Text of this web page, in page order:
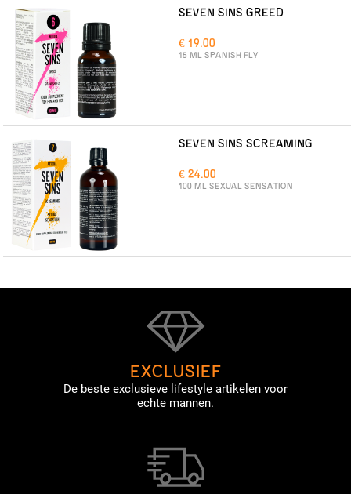
SEVEN SINS GREED
€ 19.00
15 ML SPANISH FLY
SEVEN SINS SCREAMING
€ 24.00
100 ML SEXUAL SENSATION
EXCLUSIEF
De beste exclusieve lifestyle artikelen voor
echte mannen.